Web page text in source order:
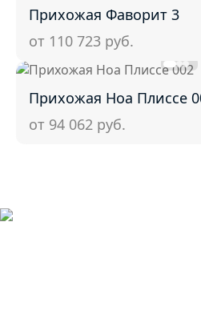
Прихожая Фаворит 3
от 110 723 руб.
Прихожая Ноа Плиссе
от 94 062 руб.